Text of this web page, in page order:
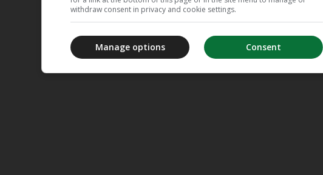
withdraw consent in privacy and cookie settings.
Consent
Manage options